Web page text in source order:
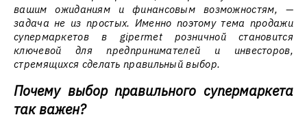
вашим ожиданиям и финансовым возможностям, —
задача не из простых. Именно поэтому тема продажи
супермаркетов в gipermet розничной становится
ключевой для предпринимателей и инвесторов,
стремящихся сделать правильный выбор.
Почему выбор правильного супермаркета
так важен?